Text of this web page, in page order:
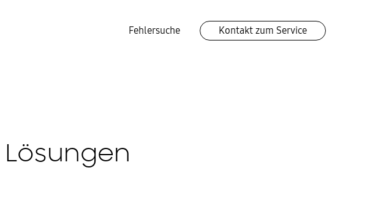
Fehlersuche Kontakt zum Service